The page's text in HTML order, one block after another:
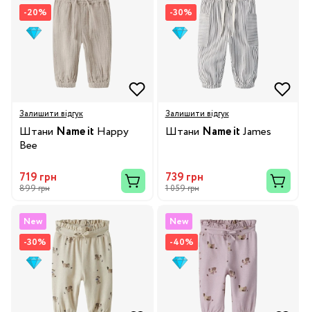
-20%
Залишити відгук
Штани Name it Happy
Bee
719 грн
899 грн
-30%
Залишити відгук
Штани Name it James
739 грн
1 059 грн
New
-30%
New
-40%